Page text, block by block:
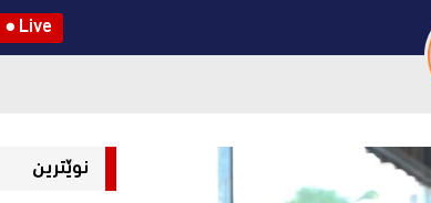
● Live
نوێترین